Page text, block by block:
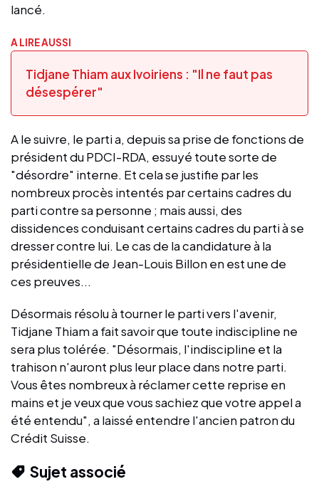
lancé.
A LIRE AUSSI
Tidjane Thiam aux Ivoiriens : "Il ne faut pas
désespérer"
A le suivre, le parti a, depuis sa prise de fonctions de
président du PDCI-RDA, essuyé toute sorte de
"désordre" interne. Et cela se justifie par les
nombreux procès intentés par certains cadres du
parti contre sa personne ; mais aussi, des
dissidences conduisant certains cadres du parti à se
dresser contre lui. Le cas de la candidature à la
présidentielle de Jean-Louis Billon en est une de
ces preuves...
Désormais résolu à tourner le parti vers l'avenir,
Tidjane Thiam a fait savoir que toute indiscipline ne
sera plus tolérée. "Désormais, l'indiscipline et la
trahison n'auront plus leur place dans notre parti.
Vous êtes nombreux à réclamer cette reprise en
mains et je veux que vous sachiez que votre appel a
été entendu", a laissé entendre l'ancien patron du
Crédit Suisse.
Sujet associé